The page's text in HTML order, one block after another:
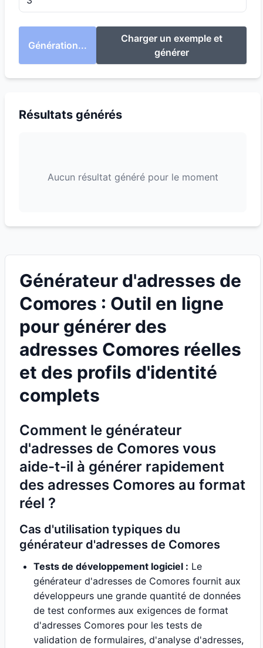
Génération...
Charger un exemple et
générer
Résultats générés
Aucun résultat généré pour le moment
Générateur d'adresses de
Comores : Outil en ligne
pour générer des
adresses Comores réelles
et des profils d'identité
complets
Comment le générateur
d'adresses de Comores vous
aide-t-il à générer rapidement
des adresses Comores au format
réel ?
Cas d'utilisation typiques du
générateur d'adresses de Comores
Tests de développement logiciel : Le
générateur d'adresses de Comores fournit aux
développeurs une grande quantité de données
de test conformes aux exigences de format
d'adresses Comores pour les tests de
validation de formulaires, d'analyse d'adresses,